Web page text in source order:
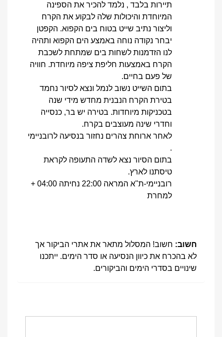
תיירות בלבד , נלמד להכיר את הספינה
המיוחדת והיכולות שלה לבקוע את הקרח
וליצור נתיב שייט בטוח בים הקפוא. הקפטן
יבחר נקודה נוחה באמצע הים הקפוא ותהיה
לנו הזדמנות לשחות בים שמתחת לשכבת
הקרח באמצעות חליפת ציפה מיוחדת. חוויה
של פעם בחיים.
בתום השייט נשוב לנמל ונצא לסיור נחמד
בטירת הקרח הנבנית מחדש מידי שנה
בטכניקות מיוחדות. בטירה יש בר, כנסייה
וחדרי שינה מעוצבים בקרח.
לאחר ארוחת צהרים נחזור בנסיעה לרובניימי
.
בתום הסיור נצא לשדה התעופה לקראת
טיסתנו לארץ.
רובניימי-ת"א המראה 22:00 נחיתה 04:00 +
למחרת
חשוב: חשוב! המסלול מתאר את אתרי הביקור אך
לא בהכרח את כיוון הנסיעה או סדר הימים. ייתכנו
שינויים בסדרי הימים והביקורים.